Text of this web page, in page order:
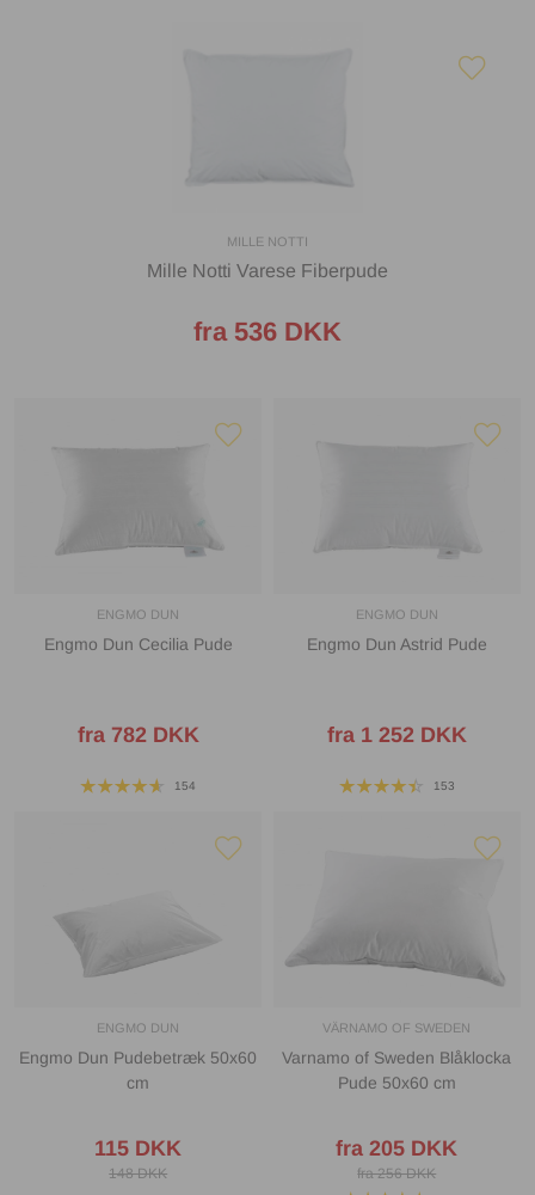
MILLE NOTTI
Mille Notti Varese Fiberpude
fra 536 DKK
ENGMO DUN
Engmo Dun Cecilia Pude
fra 782 DKK
154
ENGMO DUN
Engmo Dun Astrid Pude
fra 1 252 DKK
153
ENGMO DUN
Engmo Dun Pudebetræk 50x60
cm
115 DKK
148 DKK
VÄRNAMO OF SWEDEN
Varnamo of Sweden Blåklocka
Pude 50x60 cm
fra 205 DKK
fra 256 DKK